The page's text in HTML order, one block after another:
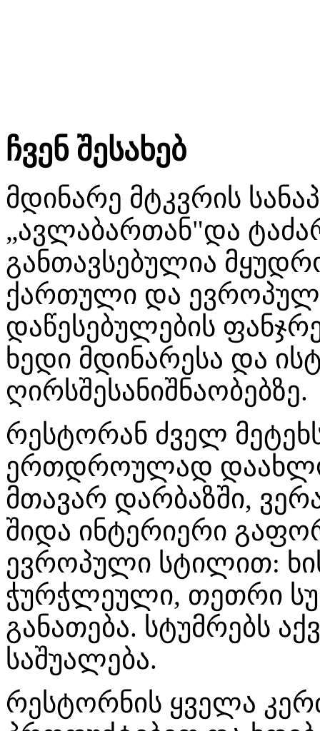
ჩვენ შესახებ
მდინარე მტკვრის
„ავლაბართან"და
განთავსებულია
ქართული და
დაწესებულების
ხედი მდინარესა და
ღირსშესანიშნაობებზე.
რესტორან ძველ
ერთდროულად
მთავარ დარბაზში,
შიდა ინტერიერი
ევროპული სტილით:
ჭურჭლეული, თეთრი
განათება. სტუმრებს
საშუალება.
რესტორნის ყველა